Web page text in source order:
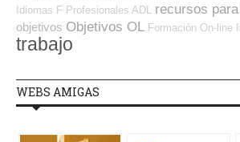
Idiomas F Profesionales ADL recursos
objetivos Objetivos OL Formación On-line
trabajo
WEBS AMIGAS